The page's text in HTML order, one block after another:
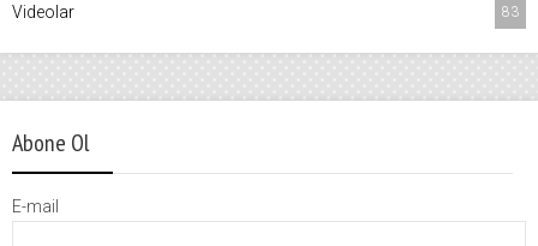
Videolar 83
Abone Ol
E-mail